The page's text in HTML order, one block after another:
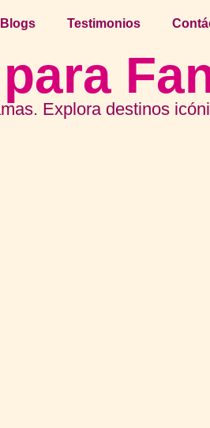
Blogs Testimonios
Explora destinos